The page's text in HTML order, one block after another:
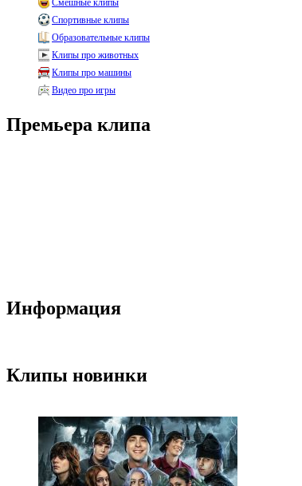
Смешные клипы
Спортивные клипы
Образовательные клипы
Клипы про животных
Клипы про машины
Видео про игры
Премьера клипа
Информация
Клипы новинки